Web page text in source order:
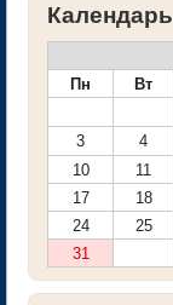
Календарь
Пн
Вт
3
4
10
11
17
18
24
25
31